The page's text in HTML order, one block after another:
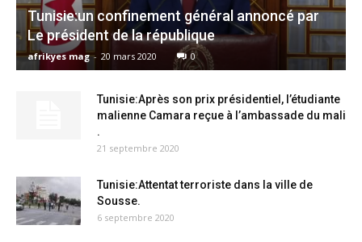
Tunisie:un confinement général annoncé par
Le président de la république
afrikyes mag - 20 mars 2020 0
Tunisie:Après son prix présidentiel, l’étudiante
malienne Camara reçue à l’ambassade du mali
.
21 septembre 2020
Tunisie:Attentat terroriste dans la ville de
Sousse.
6 septembre 2020